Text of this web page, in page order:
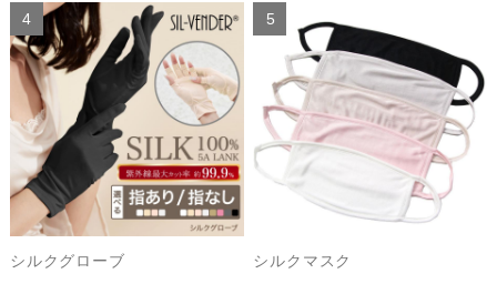
シルクグローブ
シルクマスク